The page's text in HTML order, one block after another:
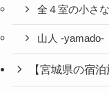
全４室の小さ
山人 -yamado-
【宮城県の宿泊